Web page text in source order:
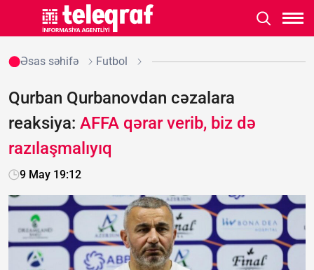
Əsas səhifə Futbol
Qurban Qurbanovdan cəzalara
reaksiya: AFFA qərar verib, biz də
razılaşmalıyıq
9 May 19:12